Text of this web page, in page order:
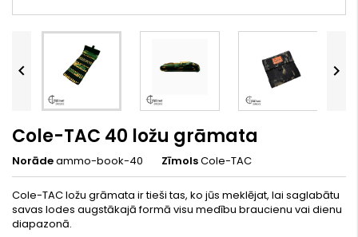
 
Cole-TAC 40 ložu grāmata
Norādeammo-book-40 ZīmolsCole-TAC
Cole-TAC ložu grāmata ir tieši tas, ko jūs meklējat, lai saglabātu
savas lodes augstākajā formā visu medību braucienu vai dienu
diapazonā.